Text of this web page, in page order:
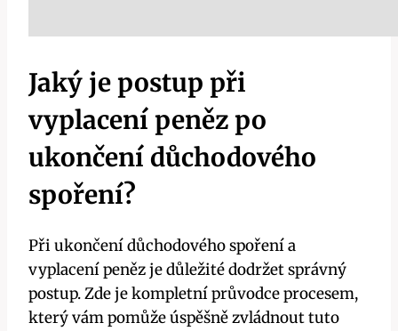
Jaký je postup při
vyplacení peněz po
ukončení důchodového
spoření?
Při ukončení důchodového spoření a
vyplacení peněz je důležité dodržet správný
postup. Zde je kompletní průvodce procesem,
který vám pomůže úspěšně zvládnout tuto